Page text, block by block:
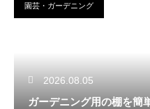
園芸・ガーデニング
2026.08.05
ガーデニング用の棚を簡